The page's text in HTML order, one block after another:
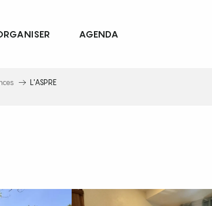
AGENDA
L'ASPRE